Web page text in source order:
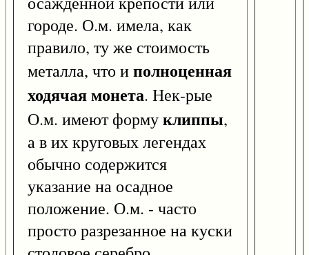
городе. О.м. имела, как
правило, ту же стоимость
металла, что иполноценная
ходячая монета. Нек-рые
О.м. имеют формуклиппы,
а в их круговых легендах
обычно содержится
указание на осадное
положение. О.м. - часто
просто разрезанное на куски